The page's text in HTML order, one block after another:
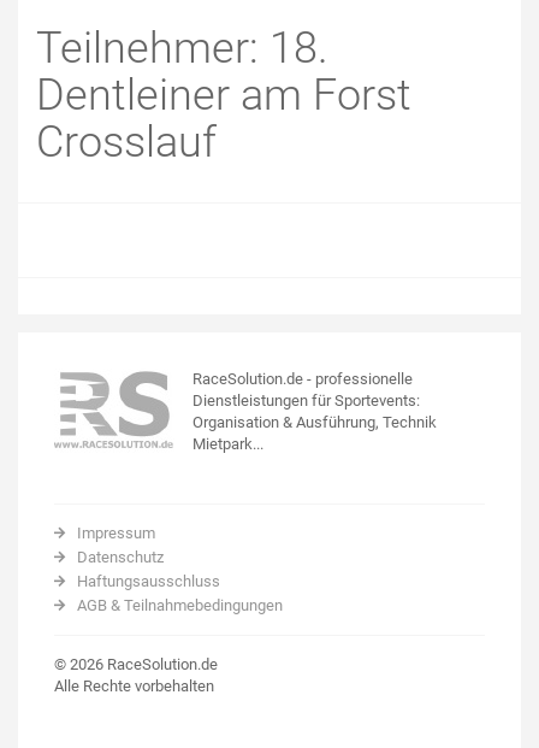
Teilnehmer: 18.
Dentleiner am Forst
Crosslauf
RaceSolution.de - professionelle
Dienstleistungen für Sportevents:
Organisation & Ausführung, Technik
Mietpark...
Impressum
Datenschutz
Haftungsausschluss
AGB & Teilnahmebedingungen
© 2026 RaceSolution.de
Alle Rechte vorbehalten